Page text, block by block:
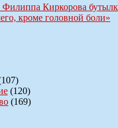
Киркорова
кроме головной боли»
(120)
(169)